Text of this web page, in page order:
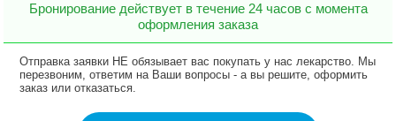
Бронирование действует в течение 24 часов с момента
оформления заказа
Отправка заявки НЕ обязывает вас покупать у нас лекарство. Мы
перезвоним, ответим на Ваши вопросы - а вы решите, оформить
заказ или отказаться.